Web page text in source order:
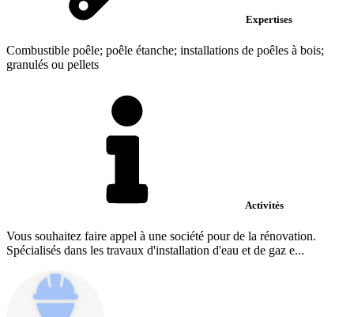
Expertises
Combustible poêle; poêle étanche; installations de poêles à bois;
granulés ou pellets
Activités
Vous souhaitez faire appel à une société pour de la rénovation.
Spécialisés dans les travaux d'installation d'eau et de gaz e...